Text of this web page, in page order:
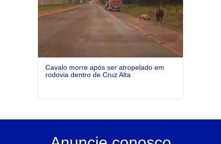
Cavalo morre após ser atropelado em
rodovia dentro de Cruz Alta